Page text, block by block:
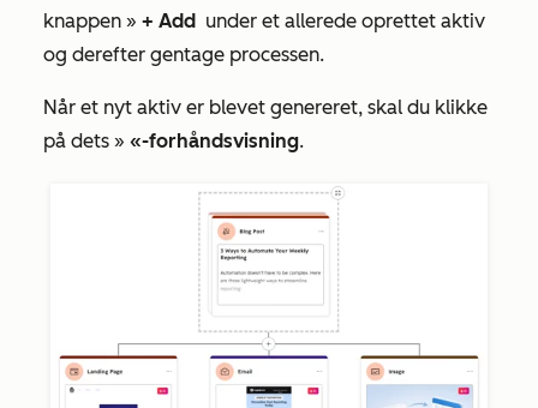
knappen » + Add under et allerede oprettet aktiv
og derefter gentage processen.
Når et nyt aktiv er blevet genereret, skal du klikke
på dets » «-forhåndsvisning.